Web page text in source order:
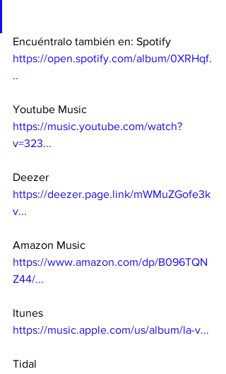
Encuéntralo también en: Spotify
https://open.spotify.com/album/0XRHqf.
..
Youtube Music
https://music.youtube.com/watch?
v=323...
Deezer
https://deezer.page.link/mWMuZGofe3k
v...
Amazon Music
https://www.amazon.com/dp/B096TQN
Z44/...
Itunes
https://music.apple.com/us/album/la-v...
Tidal